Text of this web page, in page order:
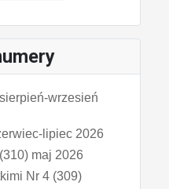
wrzesień
lipiec 2026
maj 2026
Nr 4 (309)